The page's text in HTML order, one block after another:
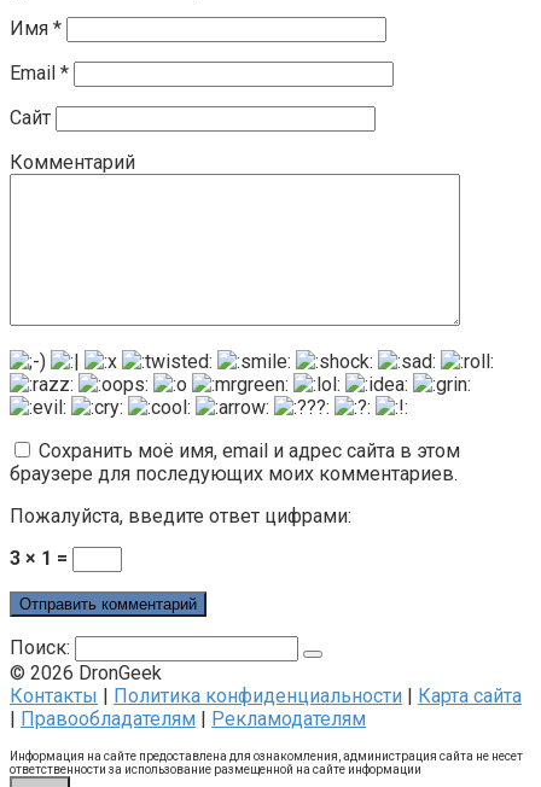
Имя *
Email *
Сайт
Комментарий
Сохранить моё имя, email и адрес сайта в этом
браузере для последующих моих комментариев.
Пожалуйста, введите ответ цифрами:
3 × 1 =
Поиск:
© 2026 DronGeek
Контакты | Политика конфиденциальности | Карта сайта
| Правообладателям | Рекламодателям
Информация на сайте предоставлена для ознакомления, администрация сайта не несет
ответственности за использование размещенной на сайте информации